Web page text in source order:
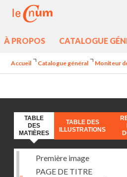
À PROPOS CATALOGUE
Accueil Catalogue général Moniteur
TABLE
DES
MATIÈRES
TABLE DES
ILLUSTRATIONS
Première image
PAGE DE TITRE